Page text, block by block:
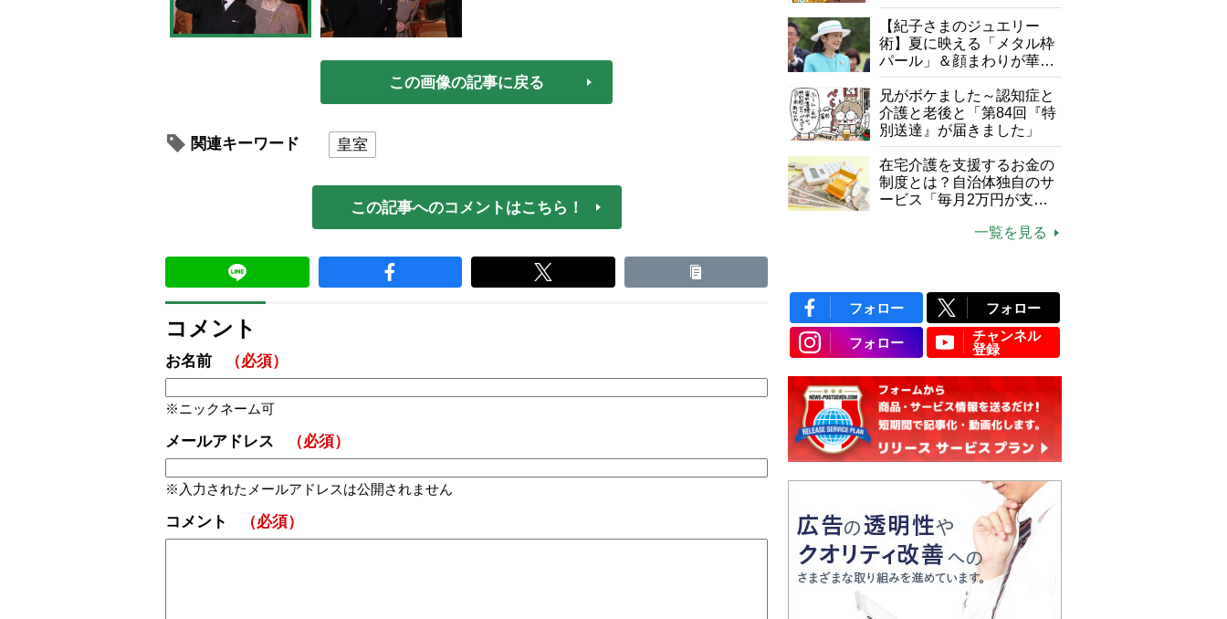
この画像の記事に戻る
関連キーワード 皇室
この記事へのコメントはこちら！
コメント
お名前 （必須）
ニックネーム可
メールアドレス （必須）
入力されたメールアドレスは公開されません
コメント （必須）
行語大賞にノミネート、法
律にも明記されたが果たし
て現在は？
【紀子さまのジュエリー
術】夏に映える「メタル枠
パール」＆顔まわりが華や
ぐ「揺れる一粒」の使い分
け方
兄がボケました～認知症と
介護と老後と「第84回『特
別送達』が届きました」
在宅介護を支援するお金の
制度とは？自治体独自のサ
ービス「毎月2万円が支給
一覧を見る
フォロー フォロー
フォロー
チャンネル
登録